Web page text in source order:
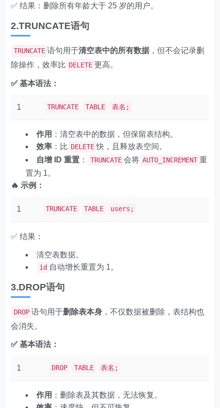
✅ 结果：删除所有年龄大于 25 岁的用户。
2.TRUNCATE语句
TRUNCATE 语句用于清空表中的所有数据 ，但不会记录删
除操作，效率比 DELETE 更高。
✅ 基本语法：
1 TRUNCATE TABLE 表名;
作用 ：清空表中的数据，但保留表结构。
效率 ：比 DELETE 快，且释放表空间。
自增 ID 重置 ： TRUNCATE 会将 AUTO_INCREMENT 重
置为 1。
🔥 示例：
1 TRUNCATE TABLE users;
✅ 结果：
清空表数据。
id 自动增长重置为 1。
3.DROP语句
DROP 语句用于删除表本身 ，不仅数据被删除，表结构也
会消失。
✅ 基本语法：
1 DROP TABLE 表名;
作用 ：删除表及其数据，无法恢复。